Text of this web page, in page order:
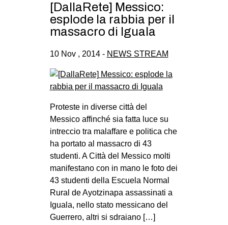
[DallaRete] Messico:
esplode la rabbia per il
massacro di Iguala
10 Nov , 2014 - NEWS STREAM
Proteste in diverse città del
Messico affinché sia fatta luce su
intreccio tra malaffare e politica che
ha portato al massacro di 43
studenti. A Città del Messico molti
manifestano con in mano le foto dei
43 studenti della Escuela Normal
Rural de Ayotzinapa assassinati a
Iguala, nello stato messicano del
Guerrero, altri si sdraiano […]